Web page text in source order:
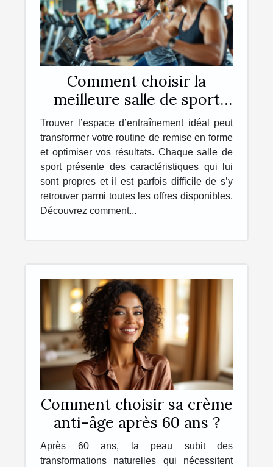
Comment choisir la
meilleure salle de sport
pour vos besoins ?
Trouver l’espace d’entraînement idéal peut
transformer votre routine de remise en forme
et optimiser vos résultats. Chaque salle de
sport présente des caractéristiques qui lui
sont propres et il est parfois difficile de s’y
retrouver parmi toutes les offres disponibles.
Découvrez comment...
Comment choisir sa crème
anti-âge après 60 ans ?
Après 60 ans, la peau subit des
transformations naturelles qui nécessitent